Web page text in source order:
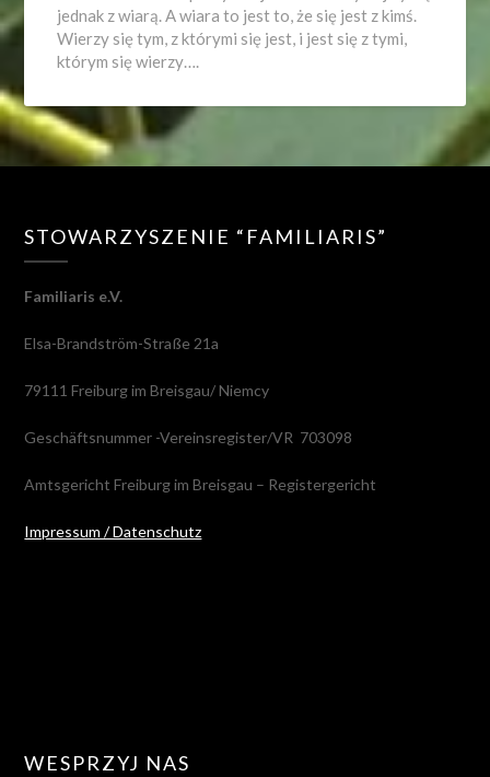
jednak z wiarą. A wiara to jest to, że się jest z kimś.
Wierzy się tym, z którymi się jest, i jest się z tymi,
którym się wierzy….
STOWARZYSZENIE “FAMILIARIS”
Familiaris e.V.
Elsa-Brandström-Straße 21a
79111 Freiburg im Breisgau/ Niemcy
Geschäftsnummer -Vereinsregister/VR 703098
Amtsgericht Freiburg im Breisgau – Registergericht
Impressum / Datenschutz
WESPRZYJ NAS